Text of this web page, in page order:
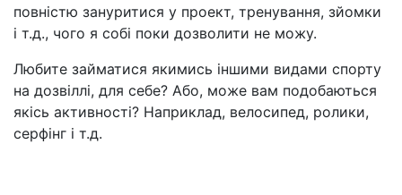
повністю зануритися у проект, тренування, зйомки
і т.д., чого я собі поки дозволити не можу.
Любите займатися якимись іншими видами спорту
на дозвіллі, для себе? Або, може вам подобаються
якісь активності? Наприклад, велосипед, ролики,
серфінг і т.д.